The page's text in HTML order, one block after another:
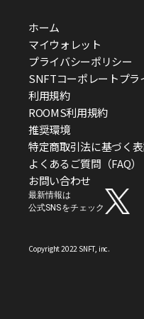
ホーム
マイウォレット
プライバシーポリシー
SNFTコーポレートプラ
利用規約
ROOMS利用規約
推奨環境
特定商取引法に基づく
よくあるご質問（FAQ）
お問い合わせ
最新情報は
公式SNSをチェック
Copyright 2022 SNFT, inc.